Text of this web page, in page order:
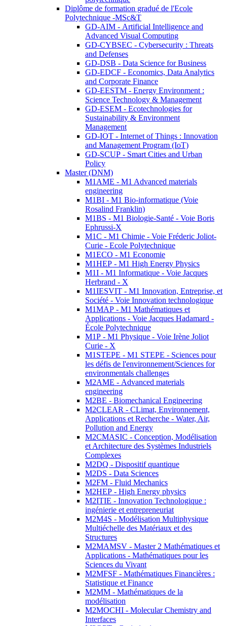
Diplôme de formation gradué de l'Ecole
Polytechnique -MSc&T
GD-AIM - Artificial Intelligence and
Advanced Visual Computing
GD-CYBSEC - Cybersecurity : Threats
and Defenses
GD-DSB - Data Science for Business
GD-EDCF - Economics, Data Analytics
and Corporate Finance
GD-EESTM - Energy Environment :
Science Technology & Management
GD-ESEM - Ecotechnologies for
Sustainability & Environment
Management
GD-IOT - Internet of Things : Innovation
and Management Program (IoT)
GD-SCUP - Smart Cities and Urban
Policy
Master (DNM)
M1AME - M1 Advanced materials
engineering
M1BI - M1 Bio-informatique (Voie
Rosalind Franklin)
M1BS - M1 Biologie-Santé - Voie Boris
Ephrussi-X
M1C - M1 Chimie - Voie Fréderic Joliot-
Curie - Ecole Polytechnique
M1ECO - M1 Economie
M1HEP - M1 High Energy Physics
M1I - M1 Informatique - Voie Jacques
Herbrand - X
M1IESVIT - M1 Innovation, Entreprise, et
Société - Voie Innovation technologique
M1MAP - M1 Mathématiques et
Applications - Voie Jacques Hadamard -
École Polytechnique
M1P - M1 Physique - Voie Irène Joliot
Curie - X
M1STEPE - M1 STEPE - Sciences pour
les défis de l'environnement/Sciences for
environmentals challenges
M2AME - Advanced materials
engineering
M2BE - Biomechanical Engineering
M2CLEAR - CLimat, Environnement,
Applications et Recherche - Water, Air,
Pollution and Energy
M2CMASIC - Conception, Modélisation
et Architecture des Systèmes Industriels
Complexes
M2DQ - Dispositif quantique
M2DS - Data Sciences
M2FM - Fluid Mechanics
M2HEP - High Energy physics
M2ITIE - Innovation Technologique :
ingénierie et entrepreneuriat
M2M4S - Modélisation Multiphysique
Multiéchelle des Matériaux et des
Structures
M2MAMSV - Master 2 Mathématiques et
Applications - Mathématiques pour les
Sciences du Vivant
M2MFSF - Mathématiques Financières :
Statistique et Finance
M2MM - Mathématiques de la
modélisation
M2MOCHI - Molecular Chemistry and
Interfaces